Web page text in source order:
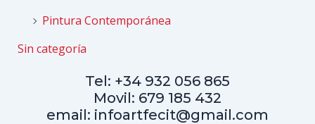
Pintura Contemporánea
Sin categoría
Tel: +34 932 056 865
Movil: 679 185 432
email: infoartfecit@gmail.com